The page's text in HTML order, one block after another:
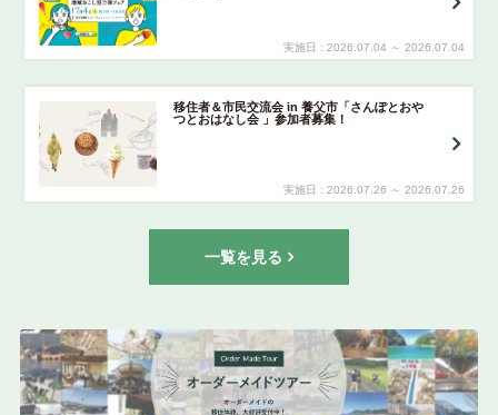
実施日 : 2026.07.04 ～ 2026.07.04
移住者＆市民交流会 in 養父市「さんぽとおや
つとおはなし会 」参加者募集！
実施日 : 2026 07.26 ～ 2026 07.26
一覧を見る